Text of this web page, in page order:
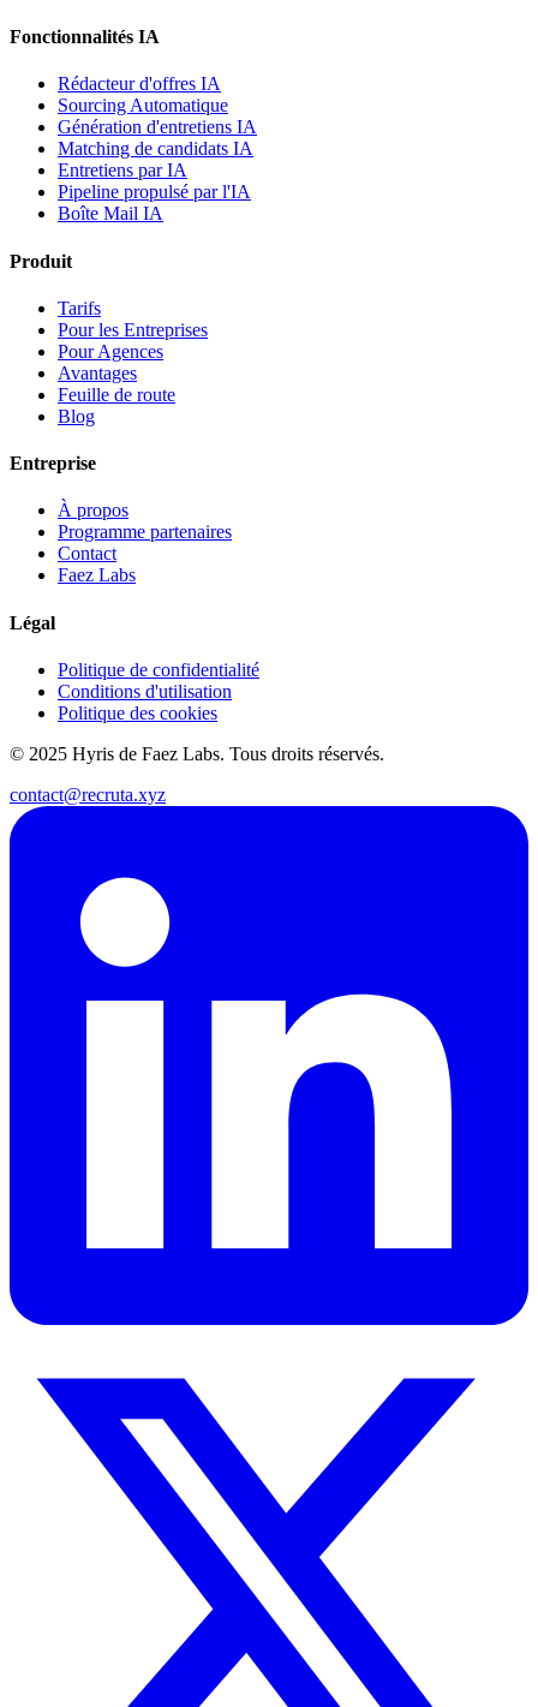
Fonctionnalités IA
Rédacteur d'offres IA
Sourcing Automatique
Génération d'entretiens IA
Matching de candidats IA
Entretiens par IA
Pipeline propulsé par l'IA
Boîte Mail IA
Produit
Tarifs
Pour les Entreprises
Pour Agences
Avantages
Feuille de route
Blog
Entreprise
À propos
Programme partenaires
Contact
Faez Labs
Légal
Politique de confidentialité
Conditions d'utilisation
Politique des cookies
© 2025 Hyris de Faez Labs. Tous droits réservés.
contact@recruta.xyz